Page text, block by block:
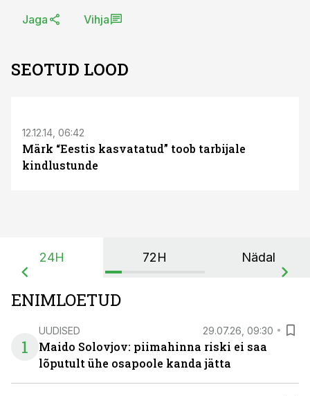
Jaga Vihja
SEOTUD LOOD
12.12.14, 06:42
Märk “Eestis kasvatatud” toob tarbijale
kindlustunde
24H 72H Nädal
ENIMLOETUD
1
UUDISED 29.07.26, 09:30
Maido Solovjov: piimahinna riski ei saa
lõputult ühe osapoole kanda jätta